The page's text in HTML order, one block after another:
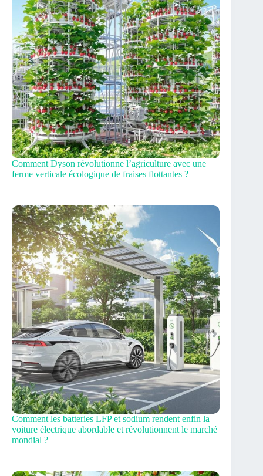
Comment Dyson révolutionne l’agriculture avec une
ferme verticale écologique de fraises flottantes ?
Comment les batteries LFP et sodium rendent enfin la
voiture électrique abordable et révolutionnent le marché
mondial ?